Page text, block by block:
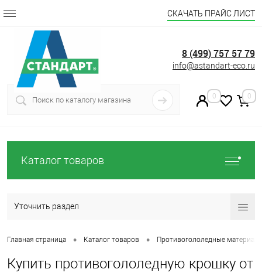
СКАЧАТЬ ПРАЙС ЛИСТ
8 (499) 757 57 79
info@astandart-eco.ru
0 0
Каталог товаров
Уточнить раздел
Главная страница • Каталог товаров • Противогололедные
Купить противогололедную крошку от